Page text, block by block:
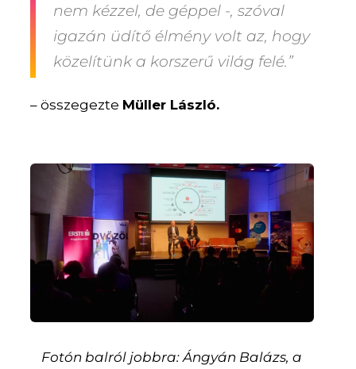
nem kézzel, de géppel -, szóval
igazán üdítő élmény volt az, hogy
közelítünk a korszerű világ felé.”
– összegezte Müller László.
Fotón balról jobbra: Ángyán Balázs, a